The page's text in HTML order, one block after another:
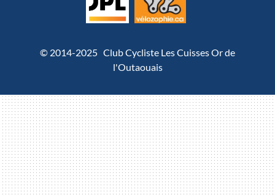
© 2014-2025 Club Cycliste Les Cuisses Or de
l'Outaouais